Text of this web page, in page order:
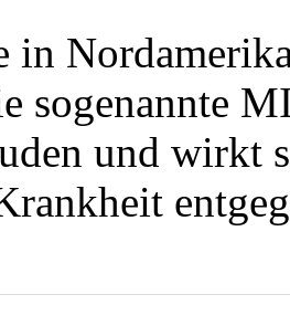
in
sogenannte
und wirkt